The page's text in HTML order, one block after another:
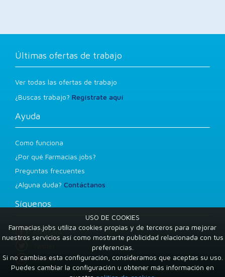
Últimas ofertas de trabajo
Ver todas las ofertas de trabajo
¿Buscas trabajo? Regístrate aquí
Ayuda
Como funciona
¿Por qué Farmacias.jobs?
Preguntas frecuentes
¿Alguna duda? Contáctanos
Síguenos
Facebook
LinkedIn
USO DE COOKIES
Farmacias.jobs utiliza cookies propias y de terceros para mejorar
nuestros servicios así como mostrarte publicidad relacionada con tus
preferencias.
Si no cambias esta configuración, consideramos que aceptas su uso.
Puedes cambiar la configuración u obtener más información en